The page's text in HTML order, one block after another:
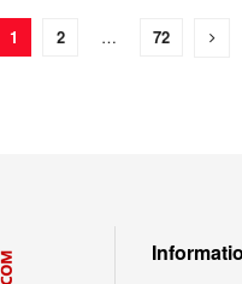
1 2 … 72